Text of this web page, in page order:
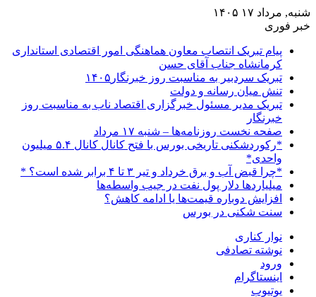
شنبه, مرداد ۱۷ ۱۴۰۵
خبر فوری
پیام تبریک انتصاب معاون هماهنگی امور اقتصادی استانداری
کرمانشاه جناب آقای حسن
تبریک سردبیر به مناسبت روز خبرنگار۱۴۰۵
تنش میان رسانه و دولت
تبریک مدیر مسئول خبرگزاری اقتصاد ناب به مناسبت روز
خبرنگار
صفحه نخست روزنامه‌ها – شنبه ۱۷ مرداد
*رکوردشکنی تاریخی بورس با فتح کانال کانال ۵.۴ میلیون
واحدی*
*چرا قبض آب و برق خرداد و تیر ۳ تا ۴ برابر شده است؟ *
میلیاردها دلار پول نفت در جیب واسطه‌ها
افزایش دوباره قیمت‌ها یا ادامه کاهش؟
سنت شکنی در بورس
نوار کناری
نوشته تصادفی
ورود
اینستاگرام
یوتیوب